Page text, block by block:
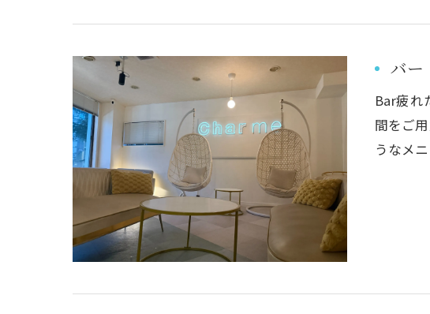
バー
Bar疲れ
間をご
うなメ